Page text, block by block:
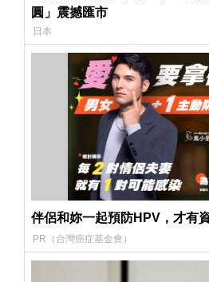
圓」震撼匯市
日本
伴侶和妳一起預防HPV，才有
PR（台灣癌症基金會）